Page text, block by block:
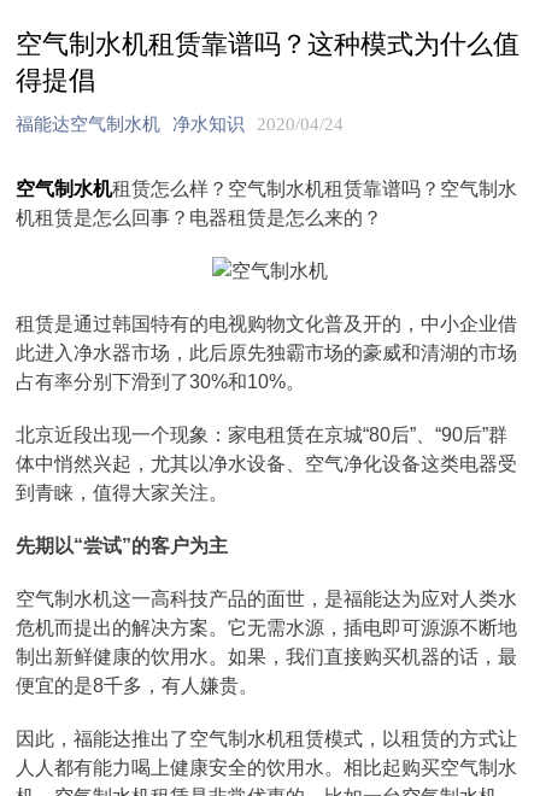
空气制水机租赁靠谱吗？这种模式为什么值
得提倡
福能达空气制水机 净水知识 2020/04/24
空气制水机租赁怎么样？空气制水机租赁靠谱吗？空气制水
机租赁是怎么回事？电器租赁是怎么来的？
租赁是通过韩国特有的电视购物文化普及开的，中小企业借
此进入净水器市场，此后原先独霸市场的豪威和清湖的市场
占有率分别下滑到了30%和10%。
北京近段出现一个现象：家电租赁在京城“80后”、“90后”群
体中悄然兴起，尤其以净水设备、空气净化设备这类电器受
到青睐，值得大家关注。
先期以“尝试”的客户为主
空气制水机这一高科技产品的面世，是福能达为应对人类水
危机而提出的解决方案。它无需水源，插电即可源源不断地
制出新鲜健康的饮用水。如果，我们直接购买机器的话，最
便宜的是8千多，有人嫌贵。
因此，福能达推出了空气制水机租赁模式，以租赁的方式让
人人都有能力喝上健康安全的饮用水。相比起购买空气制水